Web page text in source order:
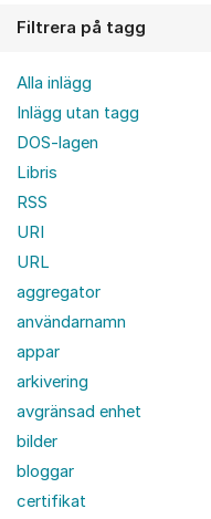
Filtrera på tagg
Alla inlägg
Inlägg utan tagg
DOS-lagen
Libris
RSS
URI
URL
aggregator
användarnamn
appar
arkivering
avgränsad enhet
bilder
bloggar
certifikat